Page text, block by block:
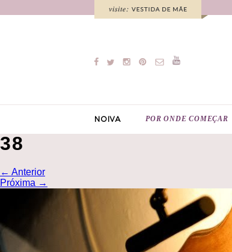
NOIVA POR ONDE COMEÇAR
38
← Anterior
Próxima →